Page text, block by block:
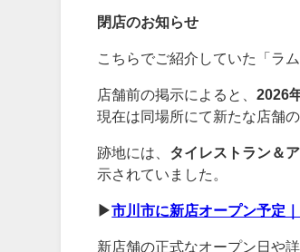
閉店のお知らせ
こちらでご紹介していた「ラ
店舗前の掲示によると、2026
現在は同場所にて新たな店舗
跡地には、 タイレストラン＆
示されていました。
▶︎市川市に新店オープン予定
新店舗の正式なオープン日や